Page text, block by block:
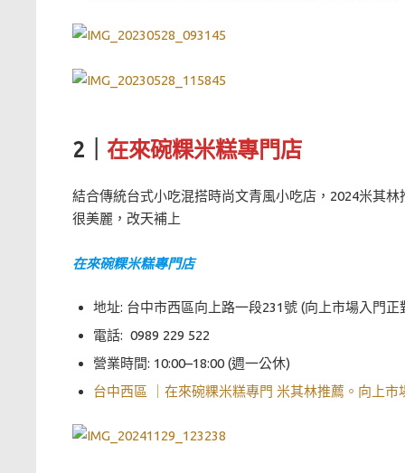
2｜ 在來碗粿米糕專門店
結合傳統台式小吃混搭時尚文青風小吃店，2024米其
很美麗，改天補上
在來碗粿米糕專門店
地址: 台中市西區向上路一段231號 (向上市場入門正
電話: 0989 229 522
營業時間: 10:00–18:00 (週一公休)
台中西區 ｜在來碗粿米糕專門 米其林推薦。向上市